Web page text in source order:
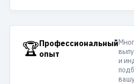
🏆Профессиональный
опыт
и